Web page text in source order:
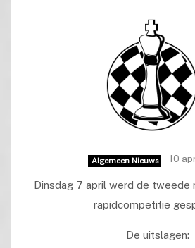
Algemeen Nieuws 10
Dinsdag 7 april werd de tweede
rapidcompetitie
De uitslagen: